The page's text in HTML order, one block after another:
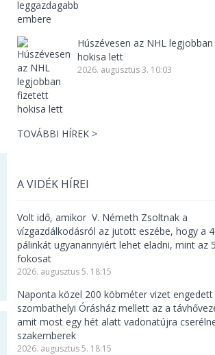
Húszévesen az NHL
hokisa lett
2026. augusztus 3. 10:03
TOVÁBBI HÍREK >
A VIDÉK HÍREI
Volt idő, amikor V. Németh Zsoltnak a
vízgazdálkodásról az jutott eszébe, hogy a
pálinkát ugyanannyiért lehet eladni, mint az
fokosat
2026. augusztus 5. 18:15
Naponta közel 200 köbméter vizet engedett
szombathelyi Órásház mellett az a
amit most egy hét alatt vadonatújra
szakemberek
2026. augusztus 5. 18:15